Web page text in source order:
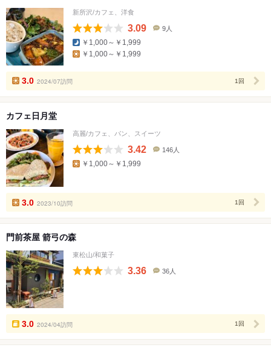
新所沢/カフェ、洋食
3.09
数
9人
￥1,000～￥1,999
￥1,000～￥1,999
3.0 2024/07訪問 1回
カフェ日月堂
高麗/カフェ、パン、スイーツ
3.42
数
146人
￥1,000～￥1,999
3.0 2023/10訪問 1回
門前茶屋 箭弓の森
東松山/和菓子
3.36
数
36人
3.0 2024/04訪問 1回